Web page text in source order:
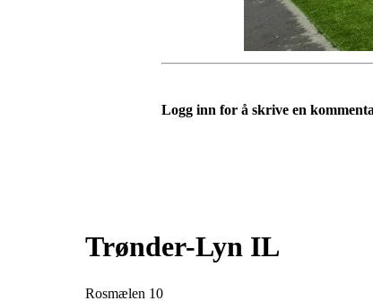
Logg inn for å skrive en
Trønder-Lyn IL
Rosmælen 10